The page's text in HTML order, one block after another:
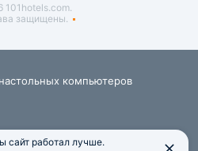
101hotels.com.
защищены.
компьютеров
сайт работал лучше.